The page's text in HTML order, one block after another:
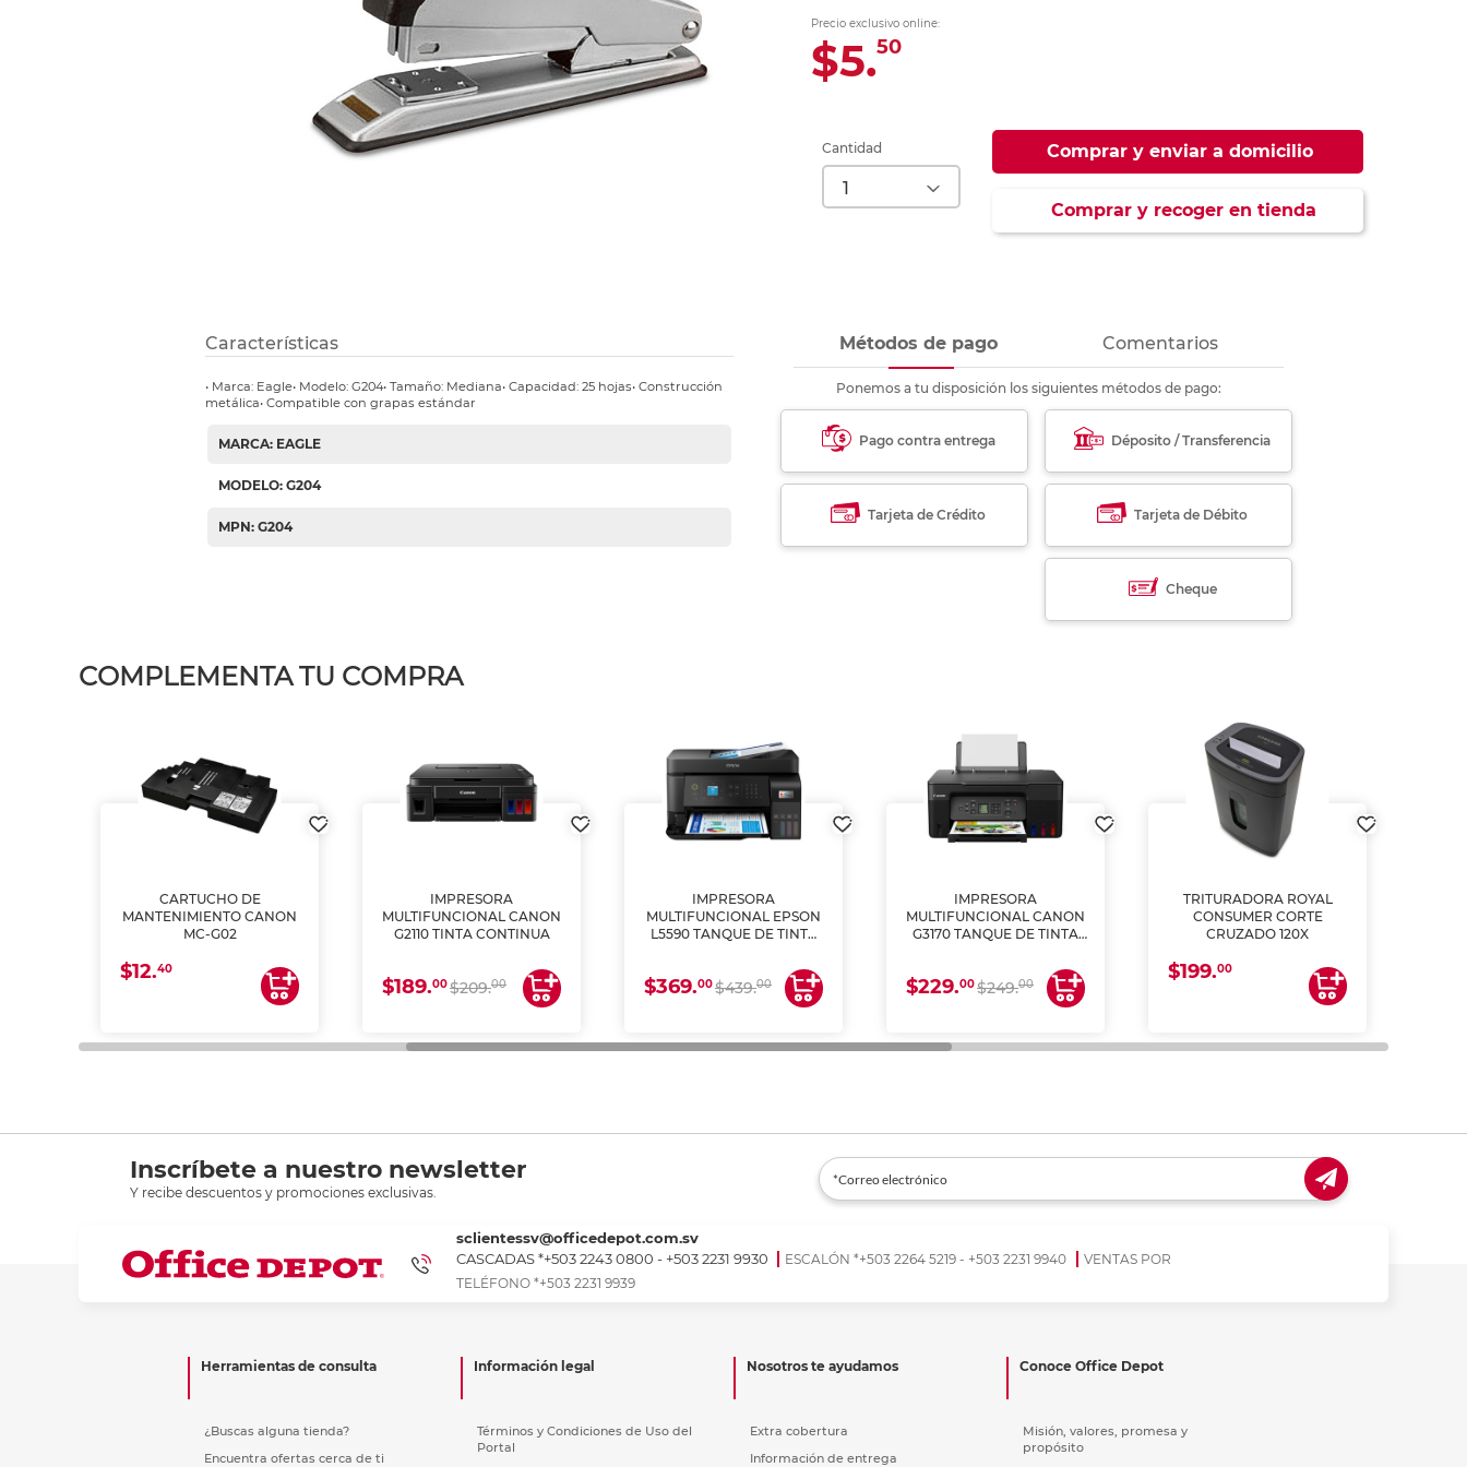
Ver más
Precio exclusivo online:
$5.50
Cantidad Comprar y enviar a domicilio
Comprar y recoger en tienda
Características
• Marca: Eagle• Modelo: G204• Tamaño: Mediana• Capacidad: 25 hojas• Construcción
metálica• Compatible con grapas estándar
MARCA: EAGLE
MODELO: G204
MPN: G204
Métodos de pago Comentarios
Ponemos a tu disposición los siguientes métodos de pago:
Pago contra entrega Déposito / Transferencia
Tarjeta de Crédito Tarjeta de Débito
Cheque
COMPLEMENTA TU COMPRA
CARTUCHO DE
MANTENIMIENTO CANON
MC-G02
$12.40
IMPRESORA
MULTIFUNCIONAL CANON
G2110 TINTA CONTINUA
$189.00$209.00
IMPRESORA
MULTIFUNCIONAL EPSON
L5590 TANQUE DE TINTA
$369.00$439.00
IMPRESORA
MULTIFUNCIONAL CANON
G3170 TANQUE DE TINTA
$229.00$249.00
TRITURADORA ROYAL
CONSUMER CORTE
CRUZADO 120X
$199.00
Inscríbete a nuestro newsletter
Y recibe descuentos y promociones exclusivas.
sclientessv@officedepot.com.sv
CASCADAS *+503 2243 0800 - +503 2231 9930
ESCALÓN *+503 2264 5219 - +503 2231 9940
VENTAS POR
TELÉFONO *+503 2231 9939
Herramientas de consulta
¿Buscas alguna tienda?
Encuentra ofertas cerca de ti
Información legal
Términos y Condiciones de Uso del
Portal
Nosotros te ayudamos
Extra cobertura
Información de entrega
Conoce Office Depot
Misión, valores, promesa y
propósito